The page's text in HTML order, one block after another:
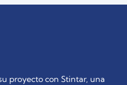
proyecto con Stintar, una